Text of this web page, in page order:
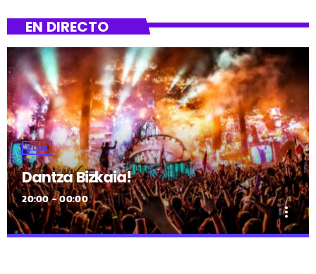
EN DIRECTO
CLUB
Dantza Bizkaia!
20:00 - 00:00
more_vert